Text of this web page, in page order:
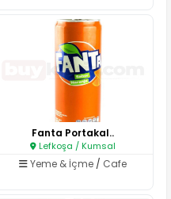
Fanta Portakal..
Lefkoşa / Kumsal
Yeme & İçme/ Cafe